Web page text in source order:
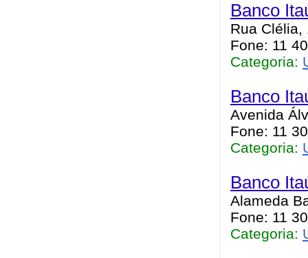
Banco
Rua Clélia,
Fone: 11
Categoria:
Banco
Avenida
Fone: 11
Categoria:
Banco
Alameda
Fone: 11
Categoria: